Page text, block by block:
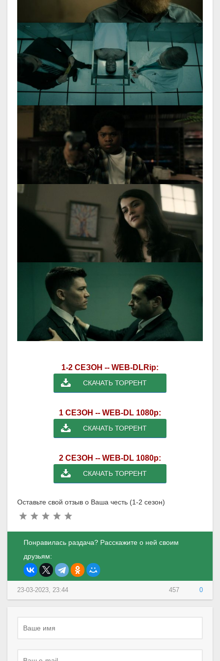
1-2 СЕЗОН -- WEB-DLRip:
СКАЧАТЬ ТОРРЕНТ
1 СЕЗОН -- WEB-DL 1080p:
СКАЧАТЬ ТОРРЕНТ
2 СЕЗОН -- WEB-DL 1080p:
СКАЧАТЬ ТОРРЕНТ
Оставьте свой отзыв о Ваша честь (1-2 сезон)
Понравилась раздача? Расскажите о ней своим
друзьям:
457 0
23-03-2023, 23:44